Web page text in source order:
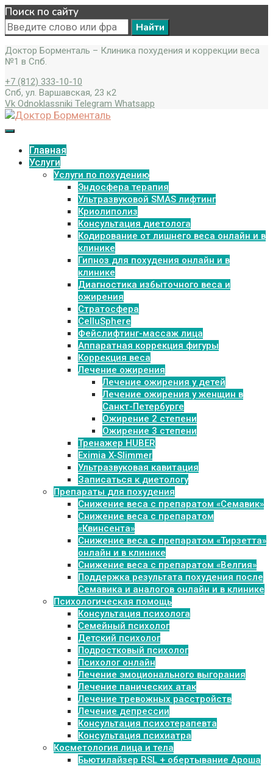
Поиск по сайту
Search
for:
Доктор Борменталь – Клиника похудения и коррекции веса
№1 в Спб.
+7 (812) 333-10-10
Спб, ул. Варшавская, 23 к2
Vk Odnoklassniki Telegram Whatsapp
Главная
Услуги
Услуги по похудению
Эндосфера терапия
Ультразвуковой SMAS лифтинг
Криолиполиз
Консультация диетолога
Кодирование от лишнего веса онлайн и в
клинике
Гипноз для похудения онлайн и в
клинике
Диагностика избыточного веса и
ожирения
Стратосфера
CelluSphere
Фейслифтинг-массаж лица
Аппаратная коррекция фигуры
Коррекция веса
Лечение ожирения
Лечение ожирения у детей
Лечение ожирения у женщин в
Санкт-Петербурге
Ожирение 2 степени
Ожирение 3 степени
Тренажер HUBER
Eximia X-Slimmer
Ультразвуковая кавитация
Записаться к диетологу
Препараты для похудения
Cнижение веса с препаратом «Семавик»
Снижение веса с препаратом
«Квинсента»
Снижение веса с препаратом «Тирзетта»
онлайн и в клинике
Снижение веса с препаратом «Велгия»
Поддержка результата похудения после
Семавика и аналогов онлайн и в клинике
Психологическая помощь
Консультация психолога
Семейный психолог
Детский психолог
Подростковый психолог
Психолог онлайн
Лечение эмоционального выгорания
Лечение панических атак
Лечение тревожных расстройств
Лечение депрессии
Консультация психотерапевта
Консультация психиатра
Косметология лица и тела
Бьютилайзер RSL + обертывание Ароша